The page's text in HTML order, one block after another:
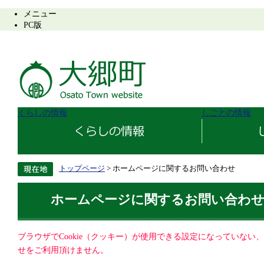
メニュー
PC版
くらしの情報 しごとの情報
トップページ > ホームページに関するお問い合わせ
ホームページに関するお問い合わせ
ブラウザでCookie（クッキー）が使用できる設定になっていない
せをご利用頂けません。